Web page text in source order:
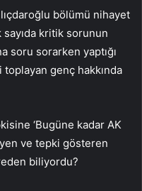
bölümü nihayet
sayıda kritik sorunun
soru sorarken yaptığı
toplayan genç hakkında
‘Bugüne kadar AK
ve tepki gösteren
biliyordu?